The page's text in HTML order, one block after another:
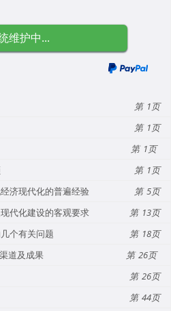
维护中...
1
1
1
1
济现代化的普遍经验
5
代化建设的客观要求
13
个有关问题
18
道及成果
26
26
44